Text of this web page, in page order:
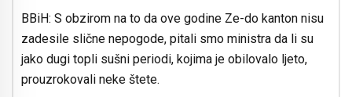
BBiH: S obzirom na to da ove godine Ze-do kanton nisu
zadesile slične nepogode, pitali smo ministra da li su
jako dugi topli sušni periodi, kojima je obilovalo ljeto,
prouzrokovali neke štete.